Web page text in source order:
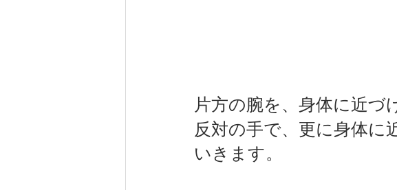
片方の腕を、身体に近づ
反対の手で、更に身体に
いきます。